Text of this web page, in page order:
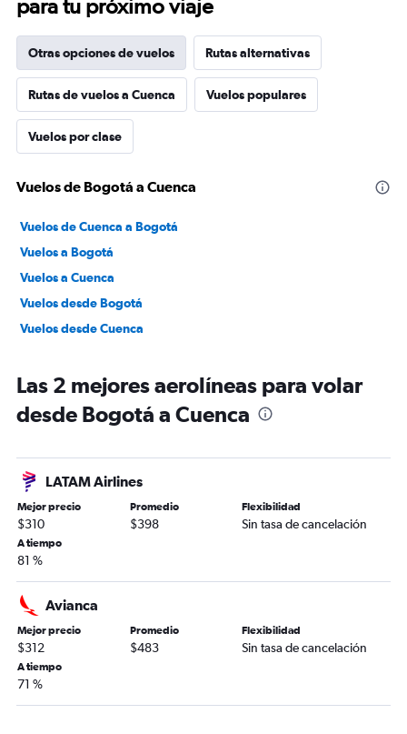
para tu próximo viaje
Otras opciones de vuelos Rutas alternativas
Rutas de vuelos a Cuenca Vuelos populares
Vuelos por clase
Vuelos de Bogotá a Cuenca
Vuelos de Cuenca a Bogotá
Vuelos a Bogotá
Vuelos a Cuenca
Vuelos desde Bogotá
Vuelos desde Cuenca
Las 2 mejores aerolíneas para volar
desde Bogotá a Cuenca
LATAM Airlines
Mejor precio
$310
Promedio
$398
Flexibilidad
Sin tasa de cancelación
A tiempo
81 %
Avianca
Mejor precio
$312
Promedio
$483
Flexibilidad
Sin tasa de cancelación
A tiempo
71 %